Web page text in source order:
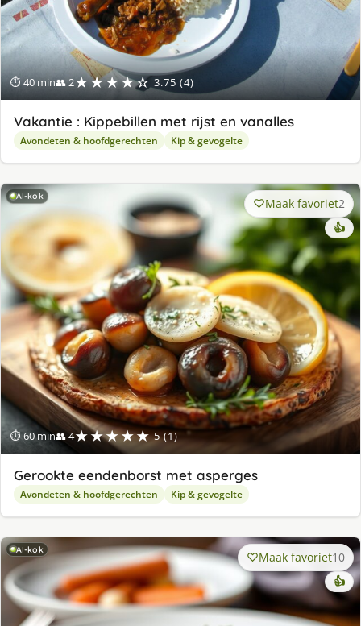
⏱ 40 min👥 2★★★★☆ 3.75 (4)
Vakantie : Kippebillen met rijst en vanalles
Avondeten & hoofdgerechten Kip & gevogelte
AI-kok
⏱ 60 min👥 4★★★★★ 5 (1)
Maak favoriet2
👍
Gerookte eendenborst met asperges
Avondeten & hoofdgerechten Kip & gevogelte
AI-kok Maak favoriet10
👍